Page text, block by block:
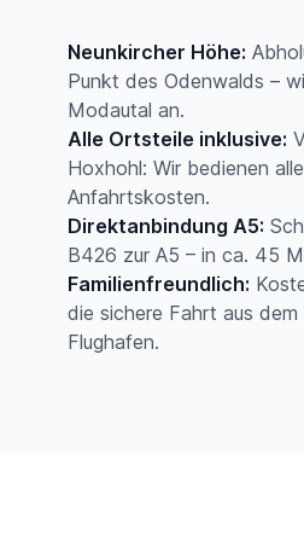
Neunkircher Höhe:
Punkt des Odenwalds –
Modautal an.
Alle Ortsteile inklusive:
Hoxhohl: Wir bedienen
Anfahrtskosten.
Direktanbindung A5:
B426 zur A5 – in ca. 45
Familienfreundlich:
die sichere Fahrt aus
Flughafen.